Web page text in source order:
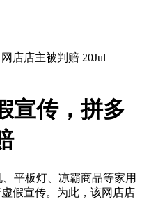
20Jul
宣传，拼多
平板灯、凉霸商品等家用
假宣传。为此，该网店店